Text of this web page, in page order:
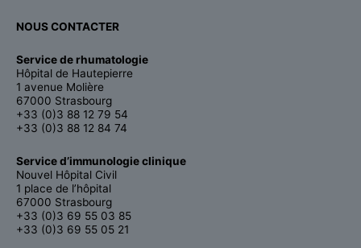
NOUS CONTACTER
Service de rhumatologie
Hôpital de Hautepierre
1 avenue Molière
67000 Strasbourg
+33 (0)3 88 12 79 54
+33 (0)3 88 12 84 74
Service d’immunologie clinique
Nouvel Hôpital Civil
1 place de l’hôpital
67000 Strasbourg
+33 (0)3 69 55 03 85
+33 (0)3 69 55 05 21